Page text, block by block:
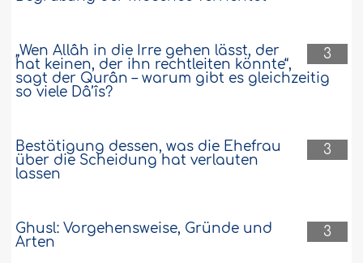
3
„Wen Allâh in die Irre gehen lässt, der
hat keinen, der ihn rechtleiten könnte“,
sagt der Qurân – warum gibt es gleichzeitig
so viele Dâ’îs?
3
Bestätigung dessen, was die Ehefrau
über die Scheidung hat verlauten
lassen
3
Ghusl: Vorgehensweise, Gründe und
Arten